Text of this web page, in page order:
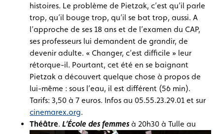
histoires. Le problème de Pietzak, c’est qu’il parle
trop, qu’il bouge trop, qu’il se bat trop, aussi. A
l’approche de ses 18 ans et de l’examen du CAP,
ses professeurs lui demandent de grandir, de
devenir adulte. « Changer, c’est difficile » leur
rétorque-il. Pourtant, cet été en se baignant
Pietzak a découvert quelque chose à propos de
lui-même : sous l’eau, il est différent (56 min).
Tarifs: 3,50 à 7 euros. Infos au 05.55.23.29.01 et sur
cinemarex.org.
Théâtre. L’École des femmes à 20h30 à Tulle au